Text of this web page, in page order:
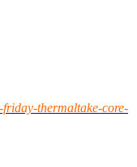
thermaltake-core-